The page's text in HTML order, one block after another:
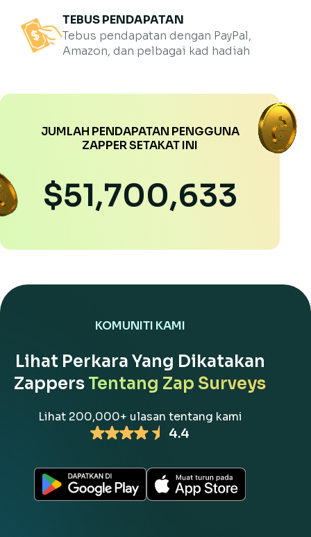
TEBUS PENDAPATAN
Tebus pendapatan dengan PayPal,
Amazon, dan pelbagai kad hadiah
JUMLAH PENDAPATAN PENGGUNA
ZAPPER SETAKAT INI
$51,700,633
KOMUNITI KAMI
Lihat Perkara Yang Dikatakan
Zappers Tentang Zap Surveys
Lihat 200,000+ ulasan tentang kami
4.4